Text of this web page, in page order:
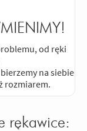
od ręki
na siebie
rozmiarem.
rękawice: